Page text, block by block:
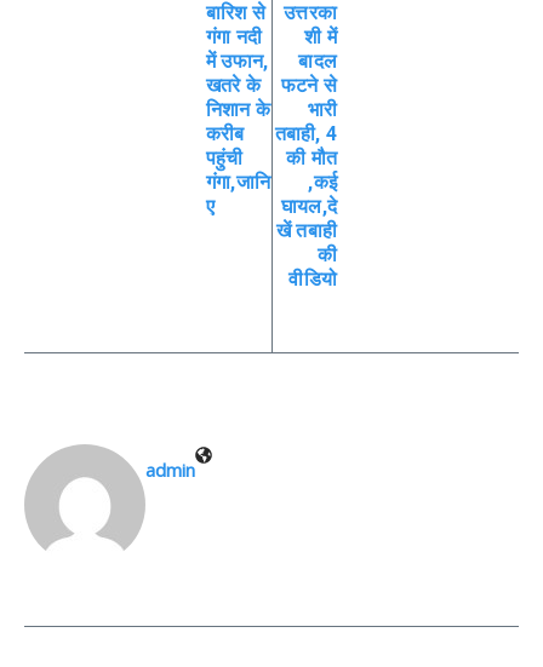
बारिश से
गंगा नदी
में उफान,
खतरे के
निशान के
करीब
पहुंची
गंगा,जानि
ए
उत्तरका
शी में
बादल
फटने से
भारी
तबाही, 4
की मौत
,कई
घायल,दे
खें तबाही
की
वीडियो
admin